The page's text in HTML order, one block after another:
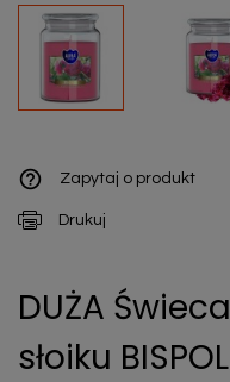
help_outline Zapytaj o produkt
Drukuj
DUŻA
słoiku